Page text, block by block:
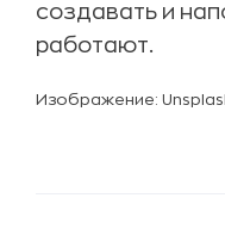
создавать и
работают.
Изображение: